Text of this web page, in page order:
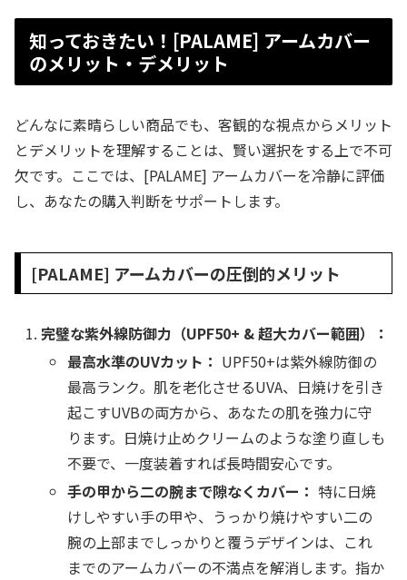
知っておきたい！[PALAME] アームカバー
のメリット・デメリット
どんなに素晴らしい商品でも、客観的な視点からメリット
とデメリットを理解することは、賢い選択をする上で不可
欠です。ここでは、[PALAME] アームカバーを冷静に評価
し、あなたの購入判断をサポートします。
[PALAME] アームカバーの圧倒的メリット
完璧な紫外線防御力（UPF50+ & 超大カバー範囲）：
最高水準のUVカット： UPF50+は紫外線防御の
最高ランク。肌を老化させるUVA、日焼けを引き
起こすUVBの両方から、あなたの肌を強力に守
ります。日焼け止めクリームのような塗り直しも
不要で、一度装着すれば長時間安心です。
手の甲から二の腕まで隙なくカバー： 特に日焼
けしやすい手の甲や、うっかり焼けやすい二の
腕の上部までしっかりと覆うデザインは、これ
までのアームカバーの不満点を解消します。指か